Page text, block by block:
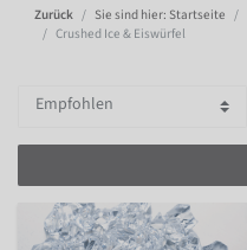
Zurück Sie sind hier: Startseite
Crushed Ice & Eiswürfel